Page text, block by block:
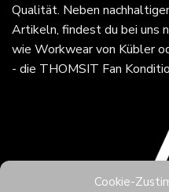
Cookie-
Qualität. Neben
Artikeln, findest du bei uns
wie Workwear von Kübler
- die THOMSIT Fan